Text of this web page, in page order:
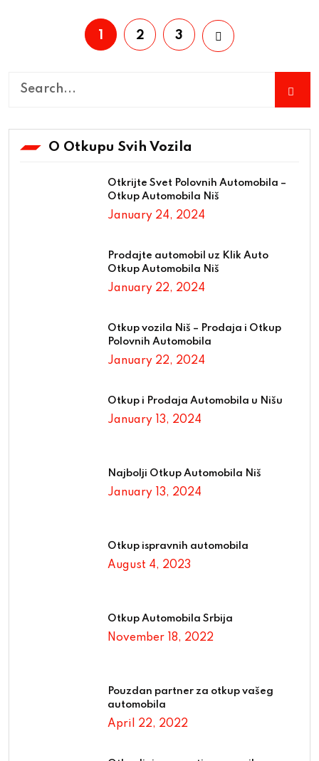
1 2 3
O Otkupu Svih Vozila
Otkrijte Svet Polovnih Automobila –
Otkup Automobila Niš
January 24, 2024
Prodajte automobil uz Klik Auto
Otkup Automobila Niš
January 22, 2024
Otkup vozila Niš – Prodaja i Otkup
Polovnih Automobila
January 22, 2024
Otkup i Prodaja Automobila u Nišu
January 13, 2024
Najbolji Otkup Automobila Niš
January 13, 2024
Otkup ispravnih automobila
August 4, 2023
Otkup Automobila Srbija
November 18, 2022
Pouzdan partner za otkup vašeg
automobila
April 22, 2022